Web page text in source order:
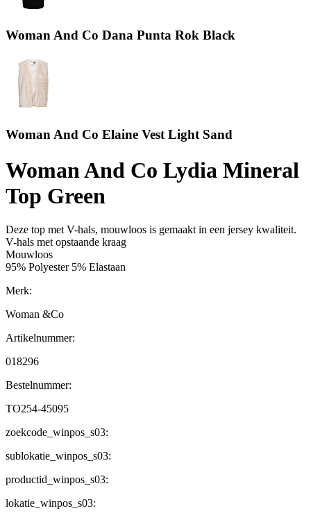
Woman And Co Dana Punta Rok Black
Woman And Co Elaine Vest Light Sand
Woman And Co Lydia Mineral
Top Green
Deze top met V-hals, mouwloos is gemaakt in een jersey kwaliteit.
V-hals met opstaande kraag
Mouwloos
95% Polyester 5% Elastaan
Merk:
Woman &Co
Artikelnummer:
018296
Bestelnummer:
TO254-45095
zoekcode_winpos_s03:
sublokatie_winpos_s03:
productid_winpos_s03:
lokatie_winpos_s03: